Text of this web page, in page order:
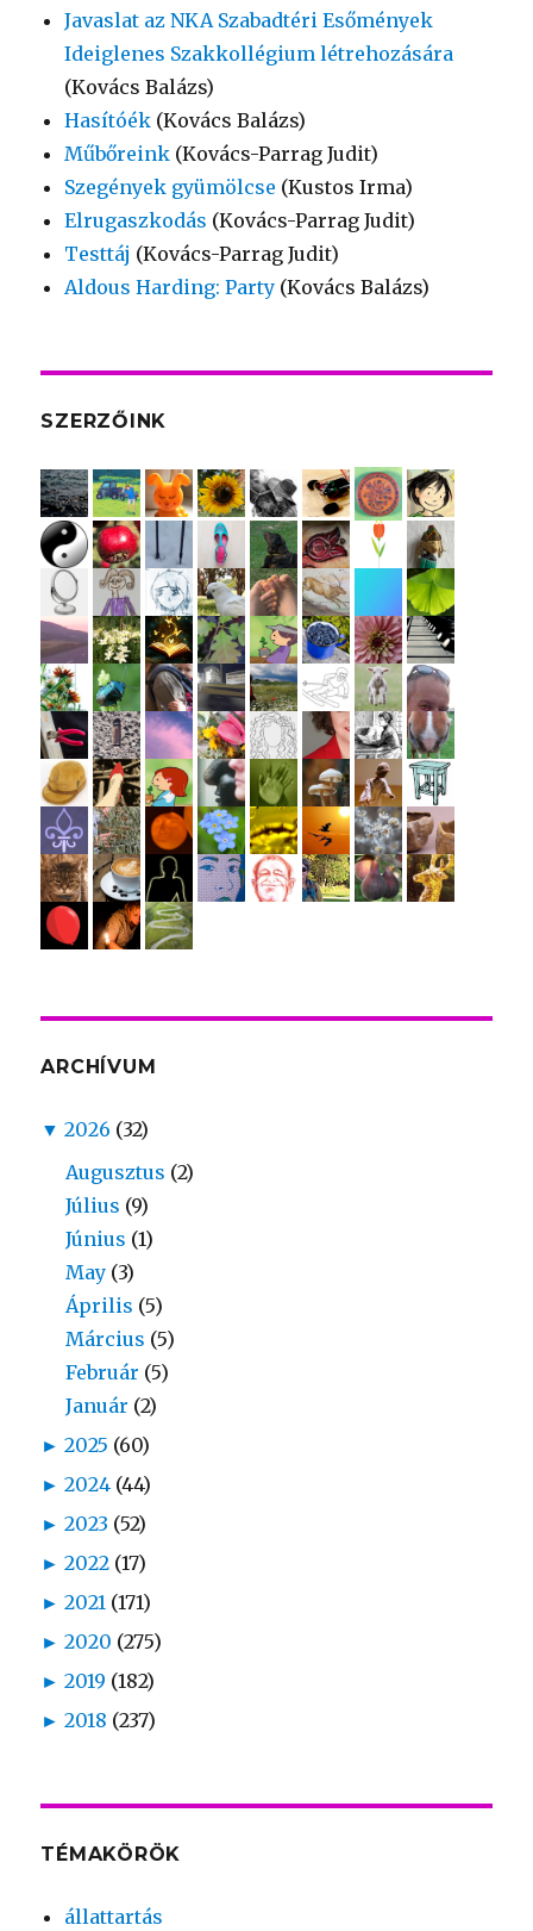
Javaslat az NKA Szabadtéri Esőmények
Ideiglenes Szakkollégium létrehozására
(Kovács Balázs)
Hasítóék (Kovács Balázs)
Műbőreink (Kovács-Parrag Judit)
Szegények gyümölcse (Kustos Irma)
Elrugaszkodás (Kovács-Parrag Judit)
Testtáj (Kovács-Parrag Judit)
Aldous Harding: Party (Kovács Balázs)
SZERZŐINK
ARCHÍVUM
▼ 2026 (32)
Augusztus (2)
Július (9)
Június (1)
May (3)
Április (5)
Március (5)
Február (5)
Január (2)
► 2025 (60)
► 2024 (44)
► 2023 (52)
► 2022 (17)
► 2021 (171)
► 2020 (275)
► 2019 (182)
► 2018 (237)
TÉMAKÖRÖK
állattartás